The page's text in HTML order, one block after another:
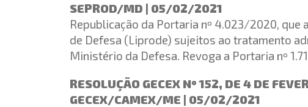
SEPROD/MD | 05/02/2021
Republicação da Portaria nº 4.023/2020,
de Defesa (Liprode) sujeitos ao tratamento
Ministério da Defesa. Revoga a Portaria nº
RESOLUÇÃO GECEX Nº 152, DE 4 DE
GECEX/CAMEX/ME | 05/02/2021